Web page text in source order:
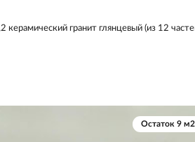
гранит глянцевый (из 12
Остаток 9 м2